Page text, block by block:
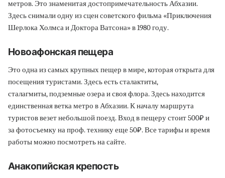
метров. Это знаменитая достопримечательность Абхазии.
Здесь снимали одну из сцен советского фильма «Приключения
Шерлока Холмса и Доктора Ватсона» в 1980 году.
Новоафонская пещера
Это одна из самых крупных пещер в мире, которая открыта для
посещения туристами. Здесь есть сталактиты,
сталагмиты, подземные озера и своя флора. Здесь находится
единственная ветка метро в Абхазии. К началу маршрута
туристов везет небольшой поезд. Вход в пещеру стоит 500₽ и
за фотосъемку на проф. технику еще 50₽. Все тарифы и время
работы можно посмотреть на сайте.
Анакопийская крепость